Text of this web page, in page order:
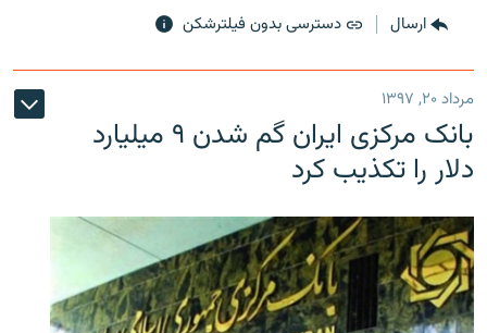
ارسال دسترسی بدون فیلترشکن
مرداد ۲۰, ۱۳۹۷
بانک مرکزی ایران گم شدن ۹ میلیارد
دلار را تکذیب کرد